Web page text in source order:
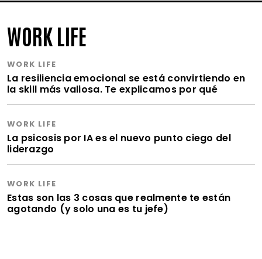
WORK LIFE
WORK LIFE
La resiliencia emocional se está convirtiendo en
la skill más valiosa. Te explicamos por qué
WORK LIFE
La psicosis por IA es el nuevo punto ciego del
liderazgo
WORK LIFE
Estas son las 3 cosas que realmente te están
agotando (y solo una es tu jefe)